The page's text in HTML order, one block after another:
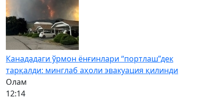
Канададаги ўрмон ёнғинлари “портлаш”дек
тарқалди: минглаб аҳоли эвакуация қилинди
Олам
12:14